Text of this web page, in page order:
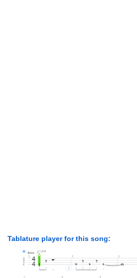
Tablature player for this song: